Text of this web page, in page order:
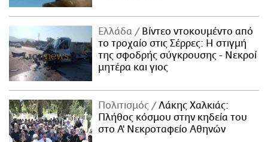
Ελλάδα
Βίντεο ντοκουμέντο από
το τροχαίο στις Σέρρες: Η στιγμή
της σφοδρής σύγκρουσης - Νεκροί
μητέρα και γιος
Πολιτισμός
Λάκης Χαλκιάς:
Πλήθος κόσμου στην κηδεία του
στο Α' Νεκροταφείο Αθηνών